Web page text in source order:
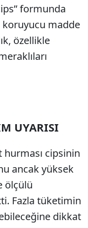
formunda
koruyucu madde
özellikle
Sesi Aç
UYARISI
hurması cipsinin
ancak yüksek
ölçülü
Fazla tüketimin
dikkat